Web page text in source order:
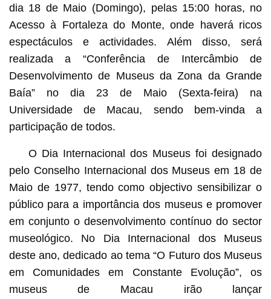
dia 18 de Maio (Domingo), pelas 15:00 horas, no
Acesso à Fortaleza do Monte, onde haverá ricos
espectáculos e actividades. Além disso, será
realizada a “Conferência de Intercâmbio de
Desenvolvimento de Museus da Zona da Grande
Baía” no dia 23 de Maio (Sexta-feira) na
Universidade de Macau, sendo bem-vinda a
participação de todos.
O Dia Internacional dos Museus foi designado
pelo Conselho Internacional dos Museus em 18 de
Maio de 1977, tendo como objectivo sensibilizar o
público para a importância dos museus e promover
em conjunto o desenvolvimento contínuo do sector
museológico. No Dia Internacional dos Museus
deste ano, dedicado ao tema “O Futuro dos Museus
em Comunidades em Constante Evolução”, os
museus de Macau irão lançar